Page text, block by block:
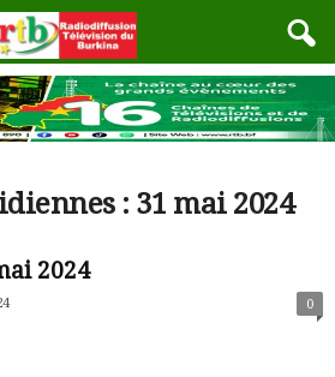
: 31 mai 2024
2024
0